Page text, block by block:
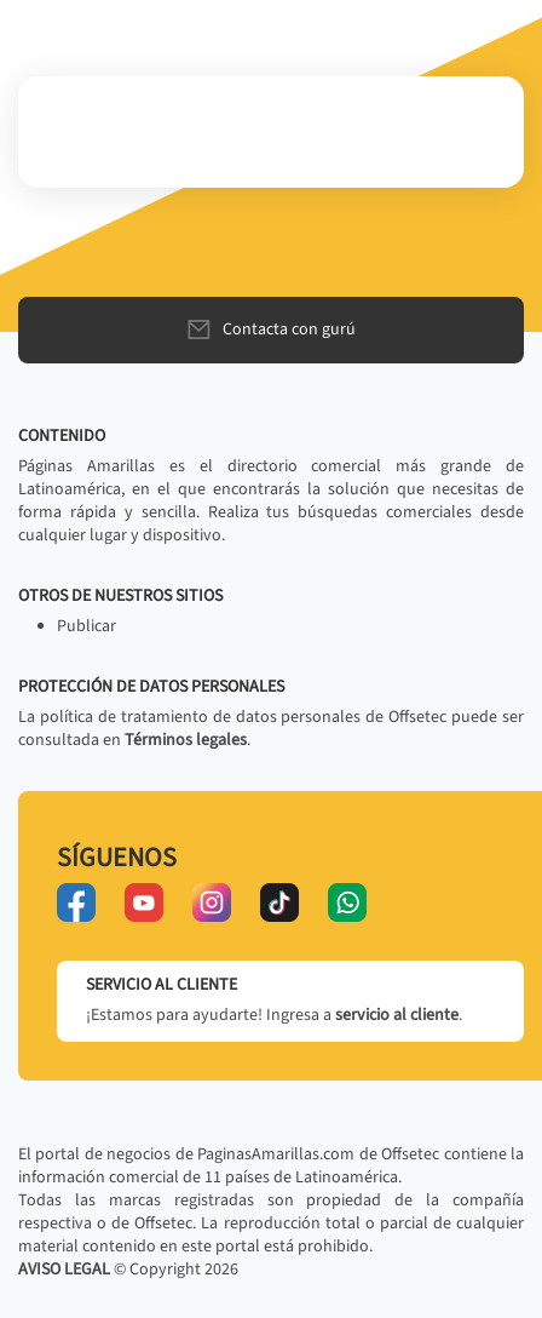
Contacta con gurú
CONTENIDO
Páginas Amarillas es el directorio comercial más grande de
Latinoamérica, en el que encontrarás la solución que necesitas de
forma rápida y sencilla. Realiza tus búsquedas comerciales desde
cualquier lugar y dispositivo.
OTROS DE NUESTROS SITIOS
Publicar
PROTECCIÓN DE DATOS PERSONALES
La política de tratamiento de datos personales de Offsetec puede ser
consultada en Términos legales.
SÍGUENOS
SERVICIO AL CLIENTE
¡Estamos para ayudarte! Ingresa a servicio al cliente.
El portal de negocios de PaginasAmarillas.com de Offsetec contiene la
información comercial de 11 países de Latinoamérica.
Todas las marcas registradas son propiedad de la compañía
respectiva o de Offsetec. La reproducción total o parcial de cualquier
material contenido en este portal está prohibido.
AVISO LEGAL© Copyright2026